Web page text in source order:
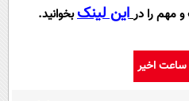
مهم را در این لینکبخوانید.
اخیر